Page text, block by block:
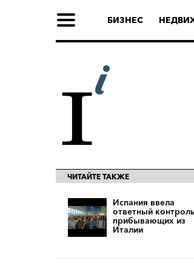
БИЗНЕС
ЧИТАЙТЕ ТАКЖЕ
Испания ввела
ответный
прибывающих из
Италии